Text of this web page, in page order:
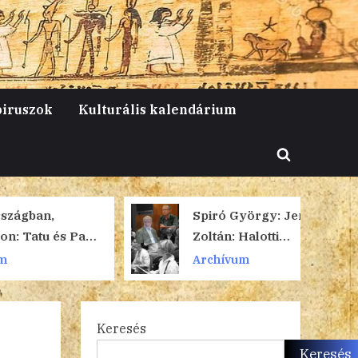
Kulturális kalendárium
Toggle
search
form
és Patu
Spiró György: Jeney
Zoltán: Halotti
szertartás
Archívum
Keresés
Keresés